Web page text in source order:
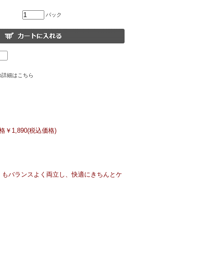
パック
細はこちら
￥1,890(税込価格)
バランスよく両立し、快適にきちんとケ